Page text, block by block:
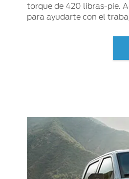
torque de 420 libras-pie.
para ayudarte con el